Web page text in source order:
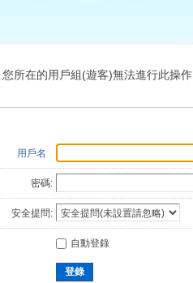
索
所在的用戶組(遊客)無法進行此操作
用戶名
密碼:
安全提問:
自動登錄
登錄